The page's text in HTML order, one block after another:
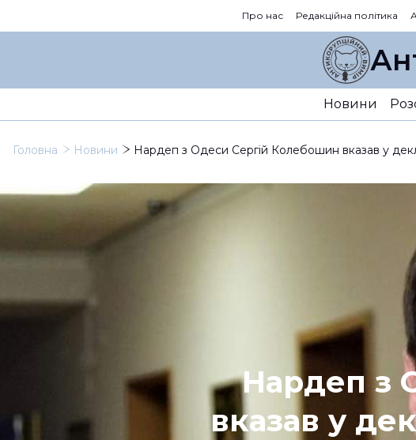
Про нас Редакційна політика
Новини
Головна Новини Нардеп з Одеси Сергій Колебошин вказав у
Нардеп з
вказав у